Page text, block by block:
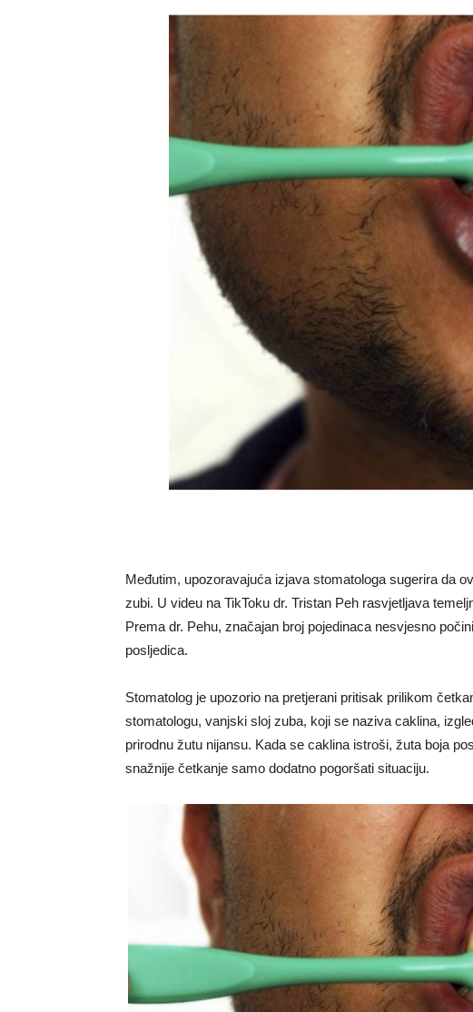
Međutim, upozoravajuća izjava stomatologa sugerira da
zubi. U videu na TikToku dr. Tristan Peh rasvjetljava
Prema dr. Pehu, značajan broj pojedinaca nesvjesno
posljedica.
Stomatolog je upozorio na pretjerani pritisak prilikom
stomatologu, vanjski sloj zuba, koji se naziva caklina,
prirodnu žutu nijansu. Kada se caklina istroši, žuta boja
snažnije četkanje samo dodatno pogoršati situaciju.